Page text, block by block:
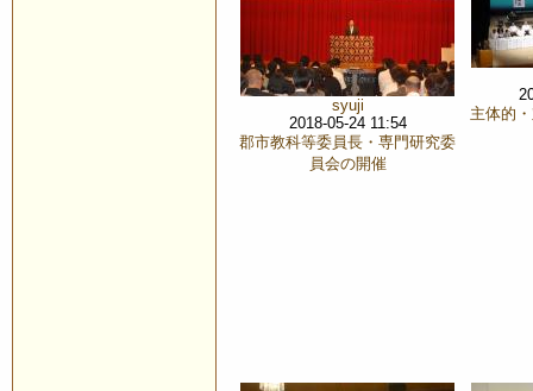
syuji
2018-05-24 11:54
郡市教科等委員長・専門研究委
員会の開催
主体的